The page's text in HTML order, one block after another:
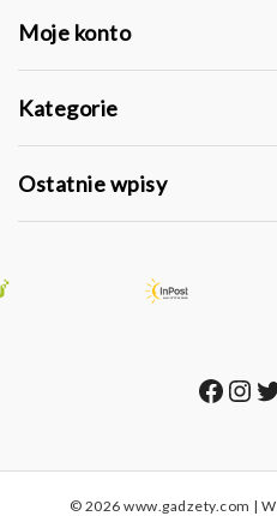
Moje konto
Kategorie
Ostatnie wpisy
© 2026 www.gadzety.com |